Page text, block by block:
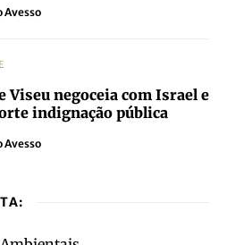
Avesso
Viseu negoceia com Israel e
indignação pública
Avesso